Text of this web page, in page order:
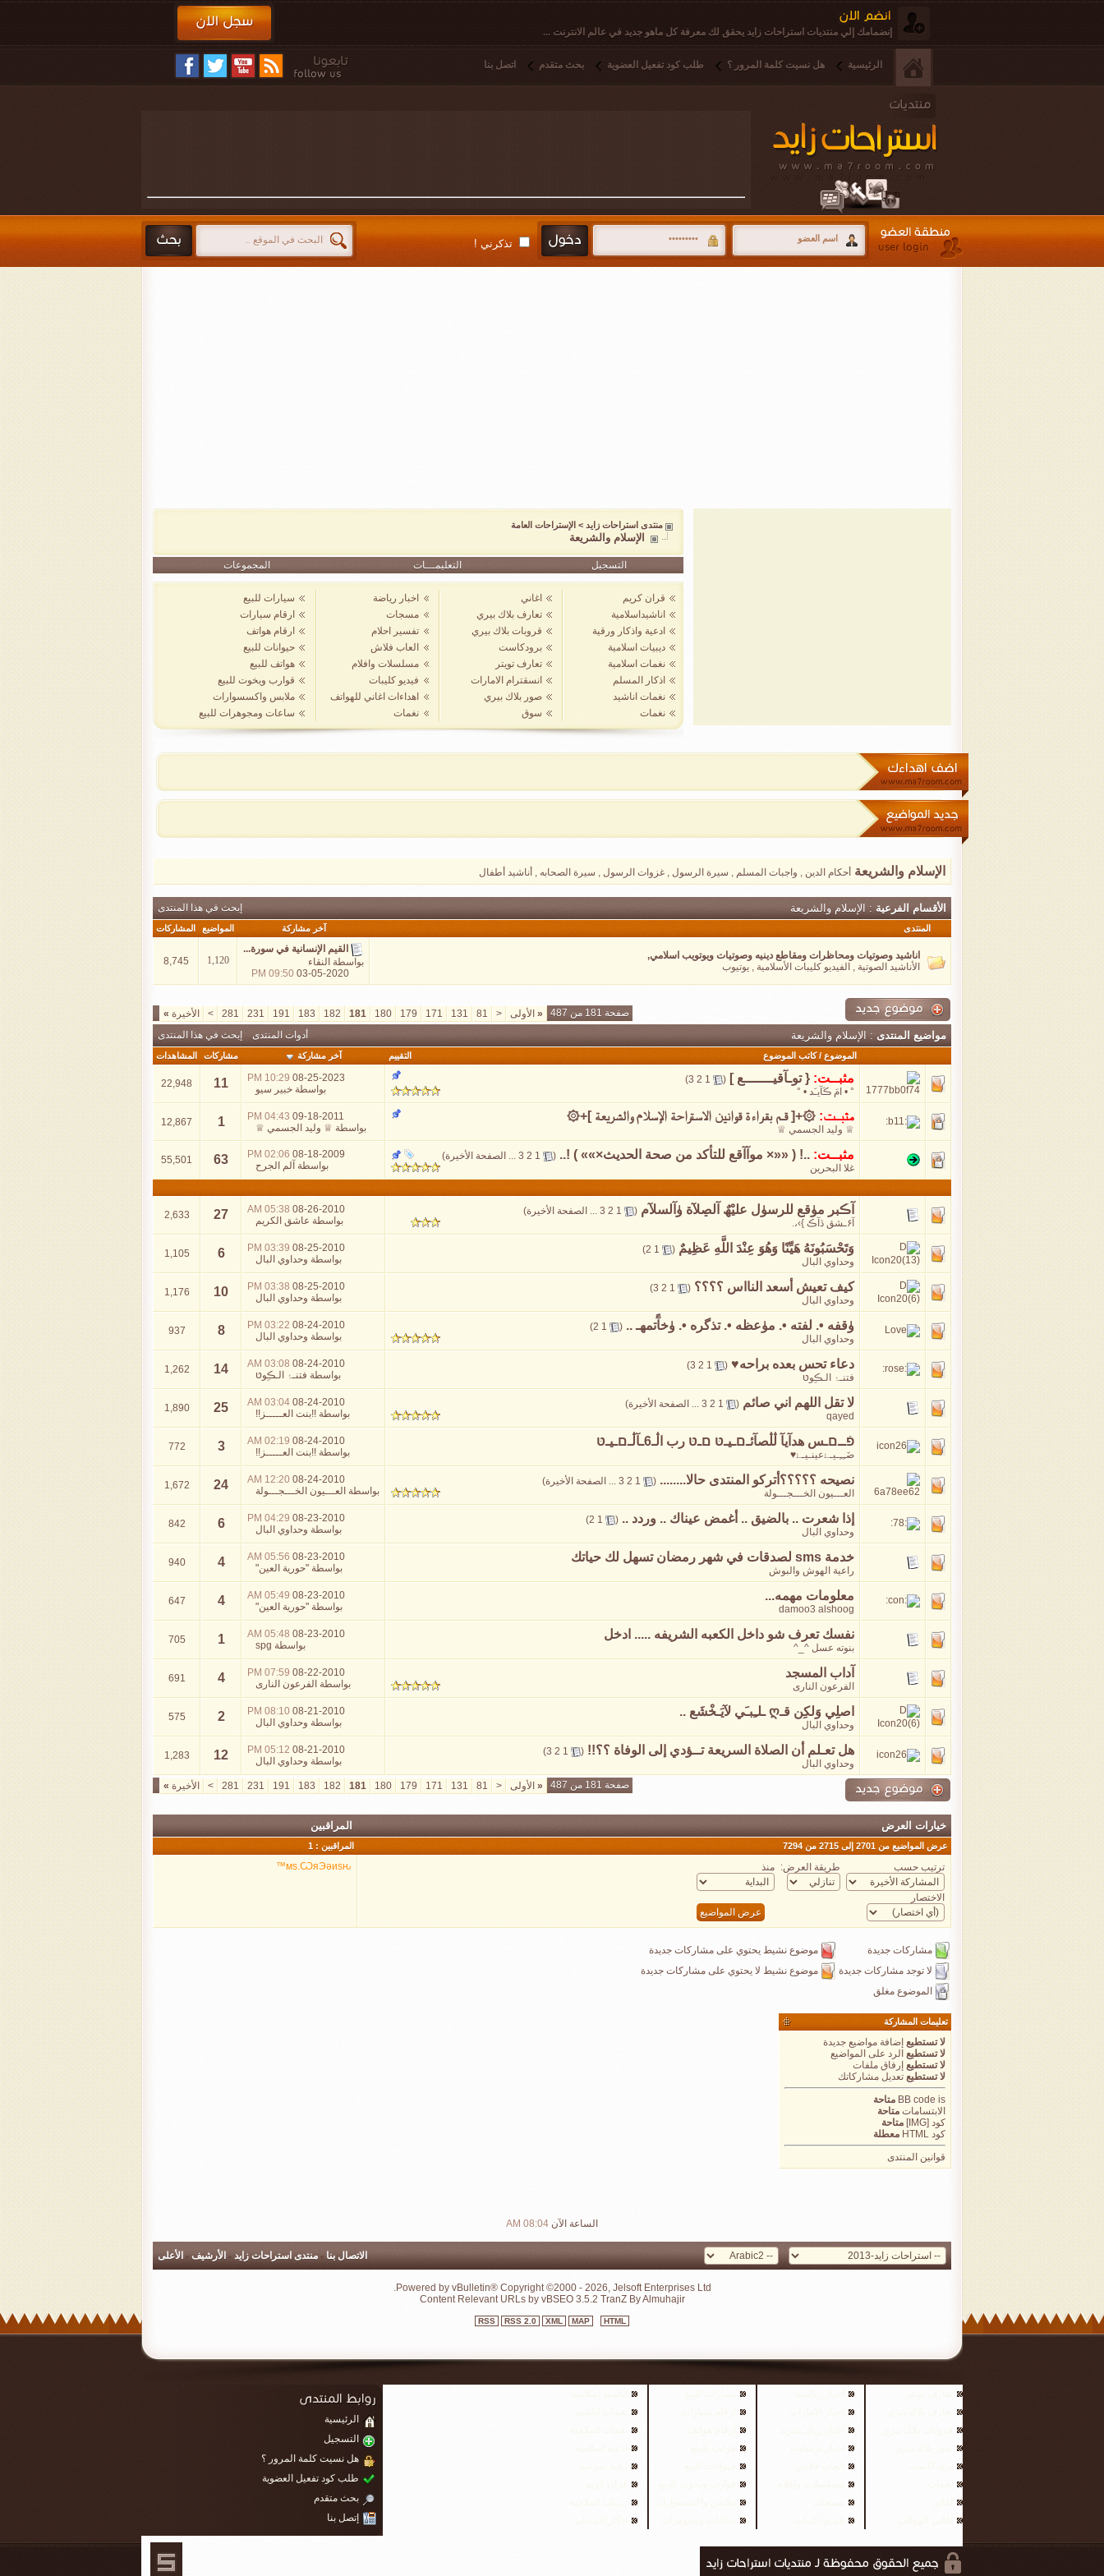
إنضمامك إلي منتديات استراحات زايد يحقق لك معرفة كل ماهو جديد في عالم الانترنت ...
الرئيسية هل نسيت كلمة المرور ؟ طلب كود تفعيل العضوية بحث متقدم اتصل بنا
تذكرني !
منتدى استراحات زايد > الإستراحات العامة
الإسلام والشريعة
التسجيل التعليمـــات المجموعات
قران كريم
اناشيداسلامية
ادعية واذكار ورقية
ديبيات اسلامية
نغمات اسلامية
اذكار المسلم
نغمات اناشيد
نغمات
اغاني
تعارف بلاك بيري
قروبات بلاك بيري
برودكاست
تعارف تويتر
انسقترام الامارات
صور بلاك بيري
سوق
اخبار رياضة
مسجات
تفسير احلام
العاب فلاش
مسلسلات وافلام
فيديو كليبات
اهداءات اغاني للهواتف
نغمات
سيارات للبيع
ارقام سيارات
ارقام هواتف
حيوانات للبيع
هواتف للبيع
قوارب ويخوت للبيع
ملابس واكسسوارات
ساعات ومجوهرات للبيع
الإسلام والشريعة أحكام الدين , واجبات المسلم , سيرة الرسول , غزوات الرسول , سيرة الصحابه , أناشيد أطفال
الأقسام الفرعية : الإسلام والشريعة إبحث في هذا المنتدى
المنتدى آخر مشاركة المواضيع المشاركات
اناشيد وصوتيات ومحاظرات ومقاطع دينيه وصوتيات ويوتويب اسلامي,
الأناشيد الصوتية , الفيديو كليبات الأسلامية , يوتيوب
القيم الإنسانية في سورة...
بواسطة النقاء
03-05-2020
09:50 PM
1,120
8,745
صفحة 181 من 487 « الأولى <
81
131
171
179
180
181
182
183
191
231
281
> الأخيرة »
مواضيع المنتدى : الإسلام والشريعة أدوات المنتدى إبحث في هذا المنتدى
التقييم الموضوع /كاتب الموضوع آخر مشاركة مشاركات المشاهدات
مثبــت: { توـآقيـــــــع ] (
1
2
3
)
° • امَ ڪَآيـَد • °
08-25-2023
10:29 PM
بواسطة خبير سيو 11
22,948
مثبــت: ۞+[ قـم بقـراءة قوانين الاستراحة الإسلام والشريعة ]+۞
♕ وليد الجسمي ♕
09-18-2011
04:43 PM
بواسطة ♕ وليد الجسمي ♕ 1
12,867
مثبــت: ..! ( ««× موآآقع للتأكد من صحة الحديث×»» ) !.. (
1
2
3
... الصفحة الأخيرة)
غلا البحرين
08-18-2009
02:06 PM
بواسطة آلم الجرح 63
55,501
آڪبر مۈقع للرسۈل عليْھٌ آلڝلآة ۈآلسلآم (
1
2
3
... الصفحة الأخيرة)
08-26-2010
05:38 AM
بواسطة عاشق الكريم 27
2,633
وَتَحْسَبُونَهُ هَيِّنًا وَهُوَ عِنْدَ اللَّهِ عَظِيمٌ (
1
2
)
وحداوي البال
08-25-2010
03:39 PM
بواسطة وحداوي البال 6
1,105
كيف تعيش أسعد النااس ؟؟؟؟ (
1
2
3
)
وحداوي البال
08-25-2010
03:38 PM
بواسطة وحداوي البال 10
1,176
ۈقفه •. لفته •. مۈعظه •. تذگره •. ۈخآًتمهـ .. (
1
2
)
وحداوي البال
08-24-2010
03:22 PM
بواسطة وحداوي البال 8
937
دعاء تحس بعده براحه♥ (
1
2
3
)
فتنـۂ الـڪِوטּ
08-24-2010
03:08 AM
بواسطة فتنـۂ الـڪِوטּ 14
1,262
لا تقل اللهم اني صائم (
1
2
3
... الصفحة الأخيرة)
qayed
08-24-2010
03:04 AM
بواسطة !!بنت العـــــز!! 25
1,890
פֿــםـس هدآيآ ڷڷصآئـםـيـטּ םـטּ رب اڷـ6ـآڷـםـيـטּ
ضَـِـِـيـﮱعينـيـﮱ♥
08-24-2010
02:19 AM
بواسطة !!بنت العـــــز!! 3
772
نصيحه ؟؟؟؟؟أتركو المنتدى حالا........ (
1
2
3
... الصفحة الأخيرة)
العـــيون الخـــجـــولة
08-24-2010
12:20 AM
بواسطة العـــيون الخـــجـــولة 24
1,672
إذا شعرت .. بالضيق .. أغمض عيناك .. وردد ..‏ (
1
2
)
وحداوي البال
08-23-2010
04:29 PM
بواسطة وحداوي البال 6
842
خدمة sms لصدقات في شهر رمضان تسهل لك حياتك
راعية الهوش والبوش
08-23-2010
05:56 AM
بواسطة "حورية العين" 4
940
معلومات مهمه...
damoo3 alshoog
08-23-2010
05:49 AM
بواسطة "حورية العين" 4
647
نفسك تعرف شو داخل الكعبه الشريفه ..... ادخل
بنوته عسل ^_^
08-23-2010
05:48 AM
بواسطة spg
1
705
آداب المسجد
الفرعون النارى
08-22-2010
07:59 PM
بواسطة الفرعون النارى 4
691
اصلِي وَلكِن قـღ ـلـِبـَي لآيَـخْشَع ..
وحداوي البال
08-21-2010
08:10 PM
بواسطة وحداوي البال 2
575
هل تعـلم أن الصلاة السريعة تــؤدي إلى الوفاة ؟؟!! (
1
2
3
)
وحداوي البال
08-21-2010
05:12 PM
بواسطة وحداوي البال 12
1,283
صفحة 181 من 487 « الأولى <
81
131
171
179
180
181
182
183
191
231
281
> الأخيرة »
خيارات العرض المراقبين
عرض المواضيع من 2701 إلى 2715 من 7294 المراقبين : 1
ترتيب حسب طريقة العرض: منذ
الاختصار
мѕ.ѠяЭǝиѕԋ™
مشاركات جديدة
موضوع نشيط يحتوي على مشاركات جديدة
لا توجد مشاركات جديدة
موضوع نشيط لا يحتوي على مشاركات جديدة
الموضوع مغلق
تعليمات المشاركة
لا تستطيع إضافة مواضيع جديدة
لا تستطيع الرد على المواضيع
لا تستطيع إرفاق ملفات
لا تستطيع تعديل مشاركاتك
BB code is
متاحة
الابتسامات متاحة
كود [IMG]
متاحة
كود HTML
معطلة
قوانين المنتدى
الساعة الآن 08:04 AM
الاتصال بنا- منتدى استراحات زايد- الأرشيف - الأعلى
Powered by vBulletin® Copyright ©2000 - 2026, Jelsoft Enterprises Ltd.
Content Relevant URLs by vBSEO3.5.2 TranZ By Almuhajir
RSS RSS 2.0 XML MAP HTML
الرئيسية
التسجيل
هل نسيت كلمة المرور ؟
طلب كود تفعيل العضوية
بحث متقدم
إتصل بنا